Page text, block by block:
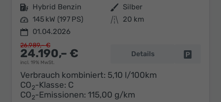
Kraftstoff Hybrid Benzin Außenfarbe Silber
Leistung 145 kW (197 PS) Kilometerstand
20 km
01.04.2026
24.190,– €
incl. 19% MwSt.
26.989,– €
Details
Verbrauch kombiniert: 5,10 l/100km
CO2-Klasse: C
CO2-Emissionen: 115,00 g/km